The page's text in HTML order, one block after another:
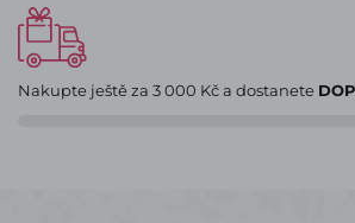
Nakupte ještě za 3 000 Kča dostanete